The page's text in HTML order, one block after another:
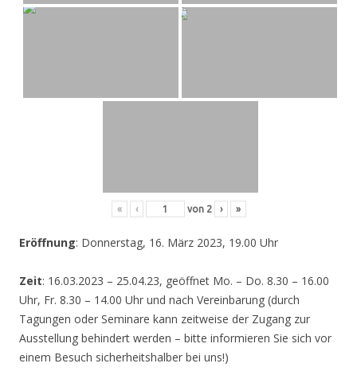
« ‹ von 2 › »
Eröffnung: Donnerstag, 16. März 2023, 19.00 Uhr
Zeit: 16.03.2023 – 25.04.23, geöffnet Mo. – Do. 8.30 – 16.00
Uhr, Fr. 8.30 – 14.00 Uhr und nach Vereinbarung (durch
Tagungen oder Seminare kann zeitweise der Zugang zur
Ausstellung behindert werden – bitte informieren Sie sich vor
einem Besuch sicherheitshalber bei uns!)